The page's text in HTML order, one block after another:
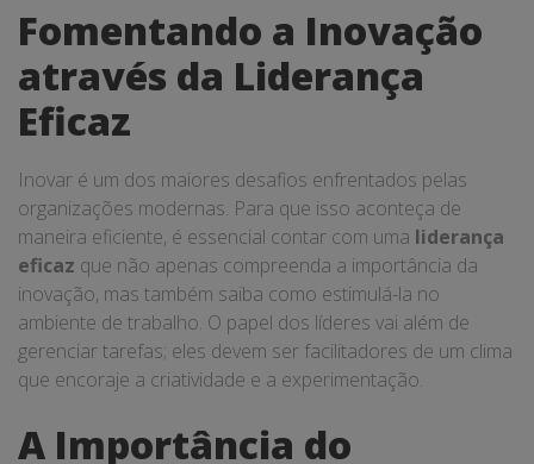
Fomentando a Inovação
através da Liderança
Eficaz
Inovar é um dos maiores desafios enfrentados pelas
organizações modernas. Para que isso aconteça de
maneira eficiente, é essencial contar com uma liderança
eficaz que não apenas compreenda a importância da
inovação, mas também saiba como estimulá-la no
ambiente de trabalho. O papel dos líderes vai além de
gerenciar tarefas; eles devem ser facilitadores de um clima
que encoraje a criatividade e a experimentação.
A Importância do